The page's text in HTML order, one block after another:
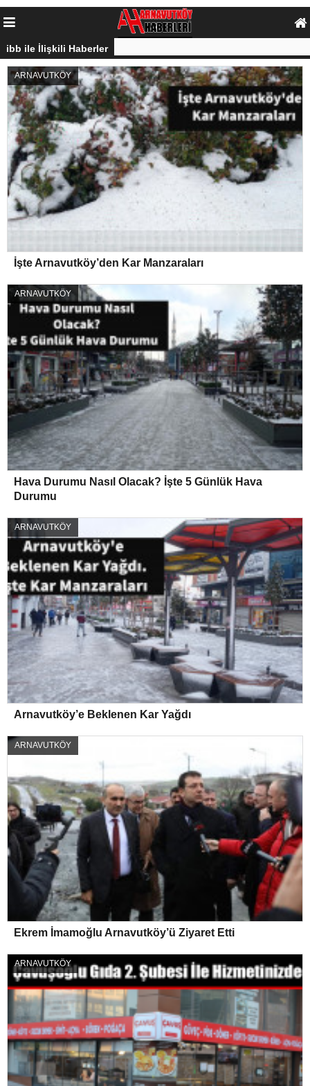
ibb ile İlişkili Haberler
ARNAVUTKÖY
İşte Arnavutköy’den Kar Manzaraları
ARNAVUTKÖY
Hava Durumu Nasıl Olacak? İşte 5 Günlük Hava
Durumu
ARNAVUTKÖY
Arnavutköy’e Beklenen Kar Yağdı
ARNAVUTKÖY
Ekrem İmamoğlu Arnavutköy’ü Ziyaret Etti
ARNAVUTKÖY